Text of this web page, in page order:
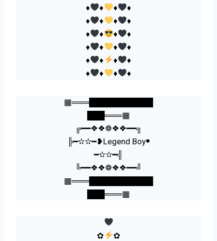
♦️
♦️ ♦️
♦️
♦️
♦️ ♦️
♦️
♦️
♦️ ♦️
♦️
♦️
♦️ ♦️
♦️
♦️
♦️ ♦️
♦️
♦️
♦️ ♦️ ♦️
▦═══███████████
███═══▦
╔━━❖❖❁❖❖━━╗
╠━✫✫━❥Legend Boy￭
━✫✫━╣
╚━━❖❖❁❖❖━━╝
▦═══███████████
███═══▦
✿
✿